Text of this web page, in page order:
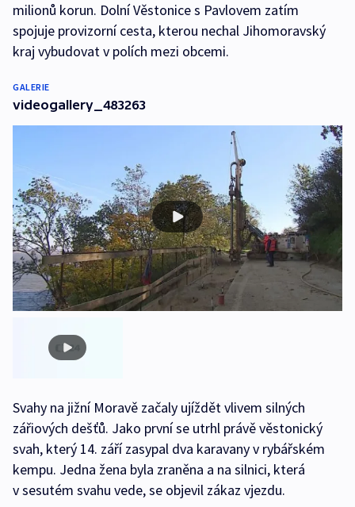
milionů korun. Dolní Věstonice s Pavlovem zatím
spojuje provizorní cesta, kterou nechal Jihomoravský
kraj vybudovat v polích mezi obcemi.
GALERIE
videogallery_483263
Svahy na jižní Moravě začaly ujíždět vlivem silných
zářiových dešťů. Jako první se utrhl právě věstonický
svah, který 14. září zasypal dva karavany v rybářském
kempu. Jedna žena byla zraněna a na silnici, která
v sesutém svahu vede, se objevil zákaz vjezdu.